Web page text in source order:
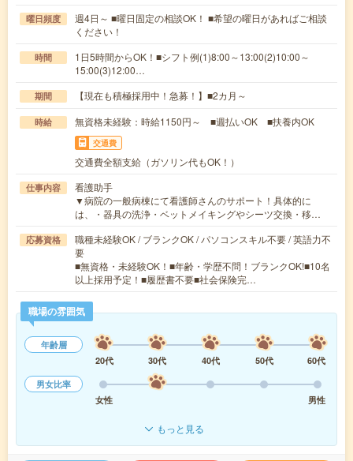
曜日頻度
週4日～ ■曜日固定の相談OK！ ■希望の曜日があればご相談
ください！
時間
1日5時間からOK！■シフト例(1)8:00～13:00(2)10:00～
15:00(3)12:00…
期間 【現在も積極採用中！急募！】■2カ月～
時給 無資格未経験：時給1150円～ ■週払いOK ■扶養内OK
交通費
交通費全額支給（ガソリン代もOK！）
仕事内容
看護助手
▼病院の一般病棟にて看護師さんのサポート！具体的に
は、・器具の洗浄・ベットメイキングやシーツ交換・移…
応募資格
職種未経験OK / ブランクOK / パソコンスキル不要 / 英語力不
要
■無資格・未経験OK！■年齢・学歴不問！ブランクOK!■10名
以上採用予定！■履歴書不要■社会保険完…
職場の雰囲気
年齢層
20代
30代 40代 50代
60代
男女比率
女性
男性
もっと見る